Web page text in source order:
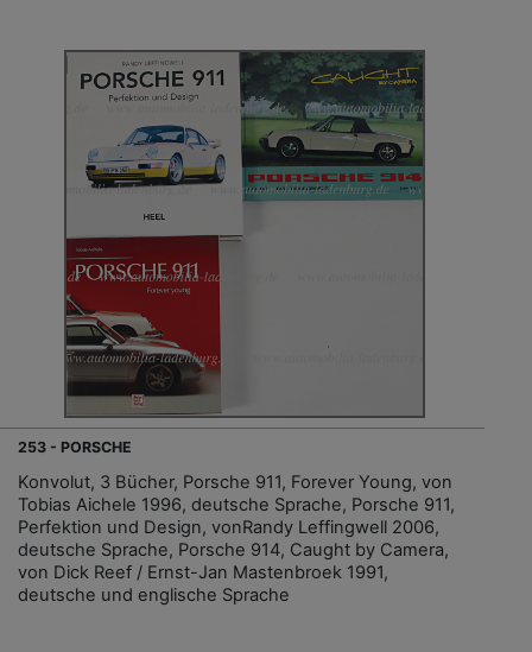
253 - PORSCHE
Konvolut, 3 Bücher, Porsche 911, Forever Young, von
Tobias Aichele 1996, deutsche Sprache, Porsche 911,
Perfektion und Design, vonRandy Leffingwell 2006,
deutsche Sprache, Porsche 914, Caught by Camera,
von Dick Reef / Ernst-Jan Mastenbroek 1991,
deutsche und englische Sprache